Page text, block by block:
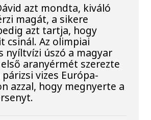
azt mondta, kiváló
magát, a sikere
azt tartja, hogy
csinál. Az olimpiai
nyíltvízi úszó a magyar
aranyérmét szerezte
vizes Európa-
azzal, hogy megnyerte a